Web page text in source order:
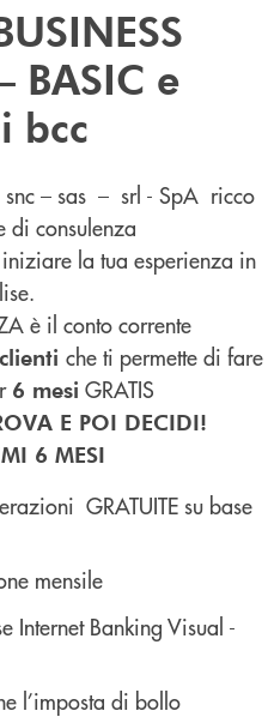
BASIC e
bcc
– sas – srl - SpA ricco
di consulenza
la tua esperienza in
è il conto corrente
che ti permette di fare
6 mesi GRATIS
E POI DECIDI!
6 MESI
GRATUITE su base
mensile
Internet Banking Visual -
l’imposta di bollo